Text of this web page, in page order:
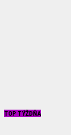
TOP TÝŽDŇA